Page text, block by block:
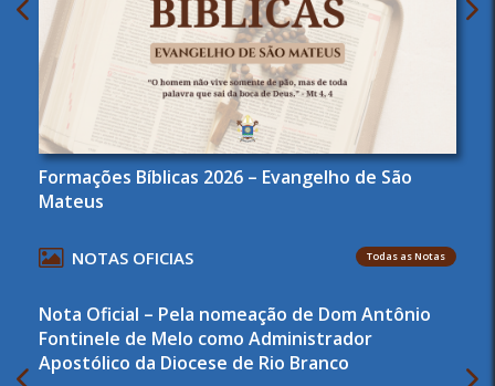
Formações Bíblicas 2026 – Evangelho de São
Mateus
NOTAS OFICIAS Todas as Notas
Nota Oficial – Pela nomeação de Dom Antônio
Fontinele de Melo como Administrador
Apostólico da Diocese de Rio Branco